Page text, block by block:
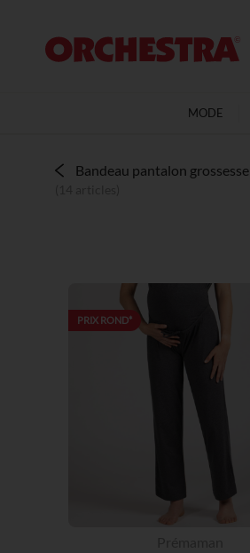
MODE
Bandeau pantalon grossesse
PRIX ROND*